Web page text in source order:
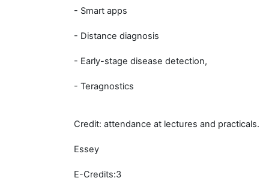
- Smart apps
- Distance diagnosis
- Early-stage disease detection,
- Teragnostics
Credit: attendance at lectures and practicals.
Essey
E-Credits:3